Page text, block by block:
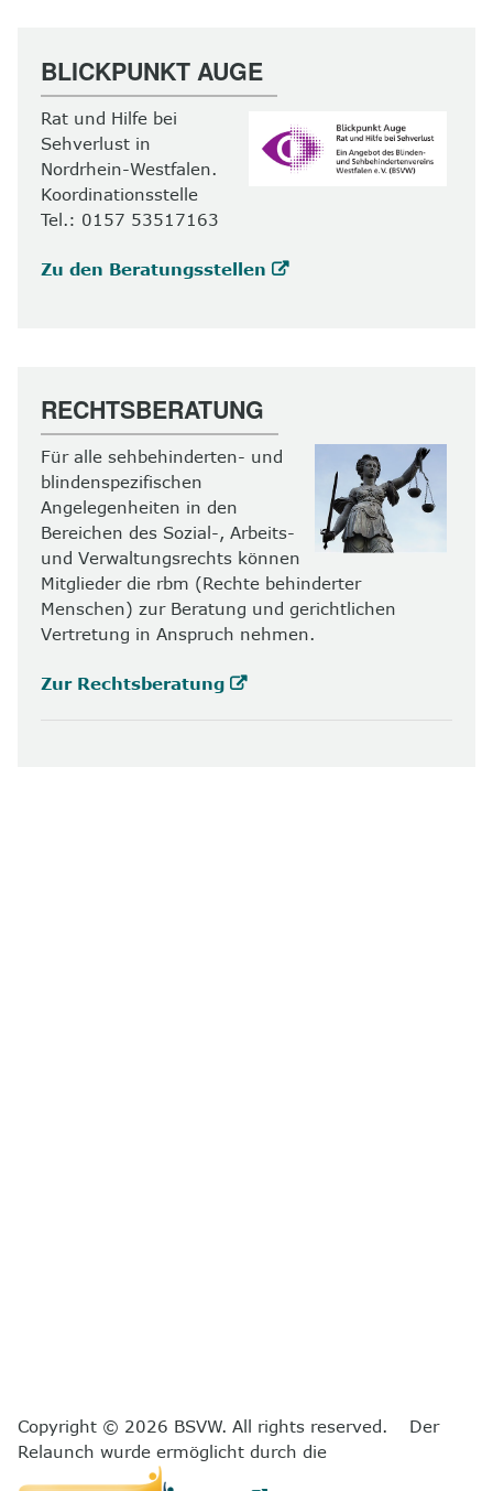
BLICKPUNKT AUGE
Rat und Hilfe bei
Sehverlust in
Nordrhein-Westfalen.
Koordinationsstelle
Tel.: 0157 53517163
Zu den Beratungsstellen
RECHTSBERATUNG
Für alle sehbehinderten- und
blindenspezifischen
Angelegenheiten in den
Bereichen des Sozial-, Arbeits-
und Verwaltungsrechts können
Mitglieder die rbm (Rechte behinderter
Menschen) zur Beratung und gerichtlichen
Vertretung in Anspruch nehmen.
Zur Rechtsberatung
Copyright © 2026 BSVW. All rights reserved. Der
Relaunch wurde ermöglicht durch die